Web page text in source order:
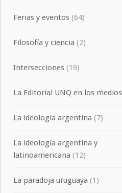
Ferias y eventos (64)
Filosofía y ciencia (2)
Intersecciones (19)
La Editorial UNQ en los medios
La ideología argentina (7)
La ideología argentina y
latinoamericana (12)
La paradoja uruguaya (1)